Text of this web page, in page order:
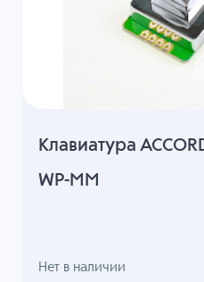
Клавиатура
WP-MM
Нет в наличии